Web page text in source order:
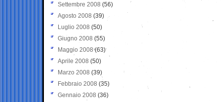
Settembre 2008 (56)
Agosto 2008 (39)
Luglio 2008 (50)
Giugno 2008 (55)
Maggio 2008(63)
Aprile 2008 (50)
Marzo 2008 (39)
Febbraio 2008 (35)
Gennaio 2008 (36)